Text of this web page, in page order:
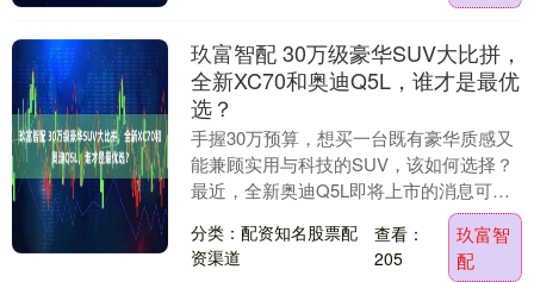
玖富智配 30万级豪华SUV大比拼，
全新XC70和奥迪Q5L，谁才是最优
选？
手握30万预算，想买一台既有豪华质感又
能兼顾实用与科技的SUV，该如何选择？
最近，全新奥迪Q5L即将上市的消息可以
说在车圈引起了热议，许多消费者正持币
观望，期待....
分类：配资知名股票配
资渠道
查看：
205
玖富智
配